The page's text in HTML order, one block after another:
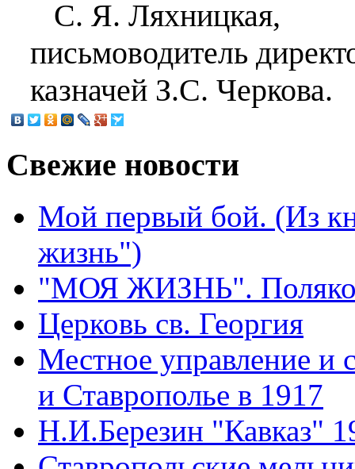
С. Я. Ляхницкая,
письмоводитель
казначей З.С. Черкова.
Свежие новости
Мой первый бой. (Из
жизнь")
"МОЯ ЖИЗНЬ".
Церковь св. Георгия
Местное управление и
и Ставрополье в 1917
Н.И.Березин "Кавказ"